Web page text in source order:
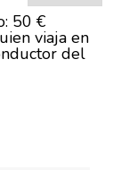
50 €
viaja en
del